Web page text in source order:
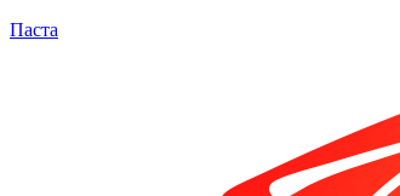
Паста